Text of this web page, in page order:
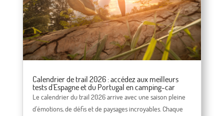
Calendrier de trail 2026 : accédez aux meilleurs
tests d'Espagne et du Portugal en camping-car
Le calendrier du trail 2026 arrive avec une saison pleine
d'émotions, de défis et de paysages incroyables. Chaque